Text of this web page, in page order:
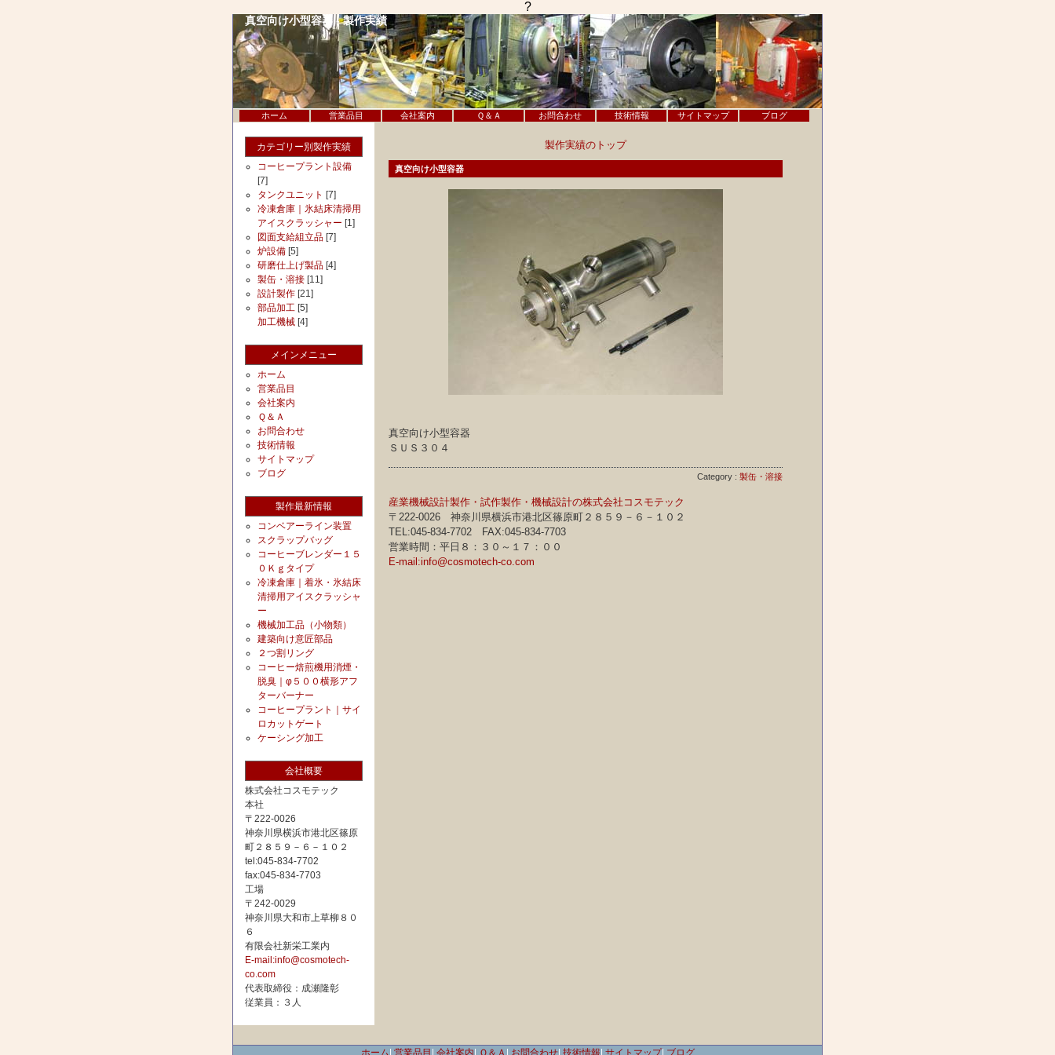
?
真空向け小型容器 - 製作実績
ホーム 営業品目 会社案内 Ｑ＆Ａ お問合わせ 技術情報 サイトマップ ブログ
カテゴリー別製作実績
コーヒープラント設備
[7]
タンクユニット [7]
冷凍倉庫｜氷結床清掃用
アイスクラッシャー [1]
図面支給組立品 [7]
炉設備 [5]
研磨仕上げ製品 [4]
製缶・溶接 [11]
設計製作 [21]
部品加工 [5]
加工機械 [4]
メインメニュー
ホーム
営業品目
会社案内
Ｑ＆Ａ
お問合わせ
技術情報
サイトマップ
ブログ
製作最新情報
コンベアーライン装置
スクラップバッグ
コーヒーブレンダー１５
０Ｋｇタイプ
冷凍倉庫｜着氷・氷結床
清掃用アイスクラッシャ
ー
機械加工品（小物類）
建築向け意匠部品
２つ割リング
コーヒー焙煎機用消煙・
脱臭｜φ５００横形アフ
ターバーナー
コーヒープラント｜サイ
ロカットゲート
ケーシング加工
会社概要
株式会社コスモテック
本社
〒222-0026
神奈川県横浜市港北区篠原
町２８５９－６－１０２
tel:045-834-7702
fax:045-834-7703
工場
〒242-0029
神奈川県大和市上草柳８０
６
有限会社新栄工業内
E-mail:info@cosmotech-
co.com
代表取締役：成瀬隆彰
従業員：３人
製作実績のトップ
真空向け小型容器
真空向け小型容器
ＳＵＳ３０４
Category : 製缶・溶接
産業機械設計製作・試作製作・機械設計の株式会社コスモテック
〒222-0026 神奈川県横浜市港北区篠原町２８５９－６－１０２
TEL:045-834-7702 FAX:045-834-7703
営業時間：平日８：３０～１７：００
E-mail:info@cosmotech-co.com
ホーム 営業品目 会社案内 Ｑ＆Ａ お問合わせ| 技術情報 サイトマップ| ブログ